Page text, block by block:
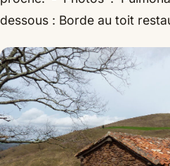
dessous : Borde au toit